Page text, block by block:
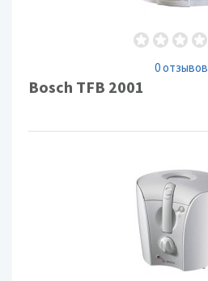
0 отзывов
Bosch TFB 2001